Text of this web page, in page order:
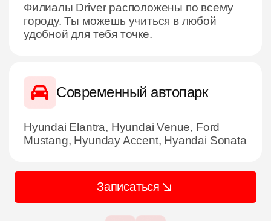
Филиалы Driver расположены по всему
городу. Ты можешь учиться в любой
удобной для тебя точке.
Современный автопарк
Hyundai Elantra, Hyundai Venue, Ford
Mustang, Hyunday Accent, Hyandai Sonata
Записаться